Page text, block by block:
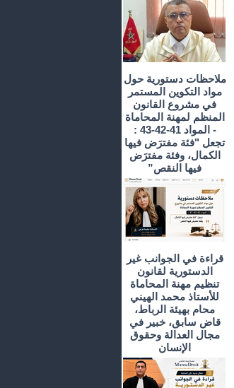
ملاحظات دستورية حول
مواد التكوين المستمر
في مشروع القانون
المنظم لمهنة المحاماة
- المواد 41-42-43 :
تجعل "فئة مفترَض فيها
الكمال، وفئة مفترَض
فيها النقص”
قراءة في الجوانب غير
الدستورية لقانون
تنظيم مهنة المحاماة
للأستاذ محمد الهيني
محام بهيئة الرباط،
قاض سابق، خبير في
مجال العدالة وحقوق
الإنسان